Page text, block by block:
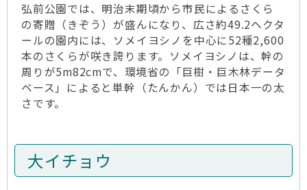
弘前公園では、明治末期頃から市民によるさくら
の寄贈（きぞう）が盛んになり、広さ約49.2ヘクタ
ールの園内には、ソメイヨシノを中心に52種2,600
本のさくらが咲き誇ります。ソメイヨシノは、幹の
周りが5m82cmで、環境省の「巨樹・巨木林データ
ベース」によると単幹（たんかん）では日本一の太
さです。
大イチョウ